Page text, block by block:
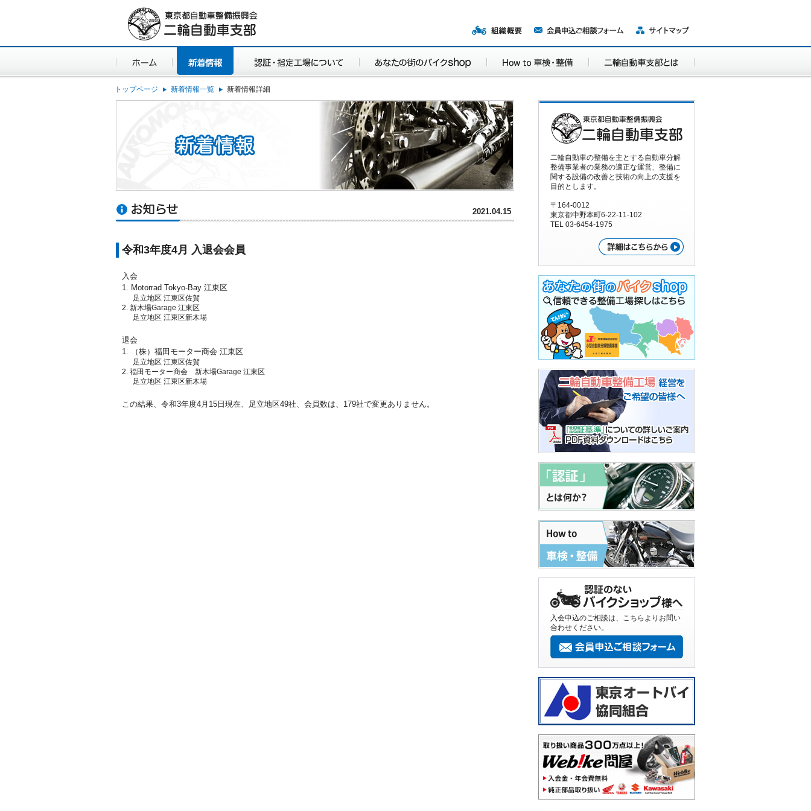
トップページ 新着情報一覧 新着情報詳細
2021.04.15
令和3年度4月 入退会会員
入会
1. Motorrad Tokyo-Bay 江東区
足立地区 江東区佐賀
2. 新木場Garage 江東区
足立地区 江東区新木場
退会
1. （株）福田モーター商会 江東区
足立地区 江東区佐賀
2. 福田モーター商会 新木場Garage 江東区
足立地区 江東区新木場
この結果、令和3年度4月15日現在、足立地区49社、会員数は、179社で変更ありません。
二輪自動車の整備を主とする自動車分解
整備事業者の業務の適正な運営、整備に
関する設備の改善と技術の向上の支援を
目的とします。
〒164-0012
東京都中野本町6-22-11-102
TEL 03-6454-1975
入会申込のご相談は、こちらよりお問い
合わせください。